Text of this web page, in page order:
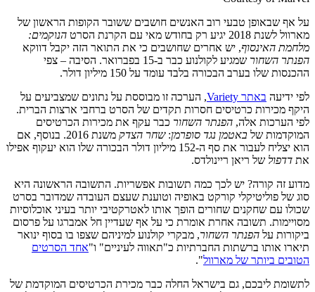
על אף שבאופן טבעי רוב האנשים חושבים ששובר הקופות הראשון של
מארוול לשנת 2018 יגיע רק בחודש מאי עם הקרנת הסרט
הנוקמים:
מלחמת האינסוף, יש אחרים שחושבים כי את התואר הזה יקבל דווקא
הפנתר השחור
שמגיע לקולנוע כבר ב-15 בפברואר. הסיבה – צפי
ההכנסות שלו בערב הבכורה בלבד עומד על 150 מיליון דולר.
לפי ידיעה באתר Variety
, הערכה זו מבוססת על נתונים שמצביעים על
היקף מכירות כרטיסים חסרות תקדים של הסרט ברחבי ארצות הברית.
לפי הערכות אלה, הפנתר השחור כבר עקף את מכירות הכרטיסים
המוקדמות של באטמן נגד סופרמן: שחר הצדק
משנת 2016. בנוסף, אם
הוא יצליח לעבור את סף ה-152 מיליון דולר הבכורה שלו הוא יעקוף אפילו
את דדפול של ריאן ריינולדס.
מדוע זה קורה? יש לכך כמה תשובות אפשריות. התשובה הראשונה היא
סוג של פוליטיקלי קורקט באופיה וטוענת שעצם העובדה שמדובר בסרט
שכולו עם שחקנים שחורים הופך אותו לאטרקטיבי יותר בעיני אוכלוסיות
מסויימות. תשובה אחרת אומרת כי על אף שעדיין חל אמברגו על פרסום
ביקורות על הפנתר השחור, מבקרי קולנוע למיניהם שצפו בו בסוף ינואר
תיארו אותו ברשתות החברתיות כ"תאווה לעיניים" ו"אחד הסרטים
הטובים ביותר של מארוול".
לתשומת ליבכם, גם בישראל החלה כבר מכירת הכרטיסים המוקדמת של